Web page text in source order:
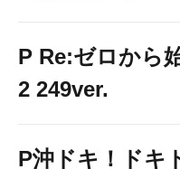
P Re:ゼロから
2 249ver.
P沖ドキ！ドキ